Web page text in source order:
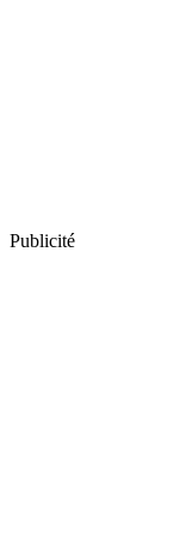
Publicité